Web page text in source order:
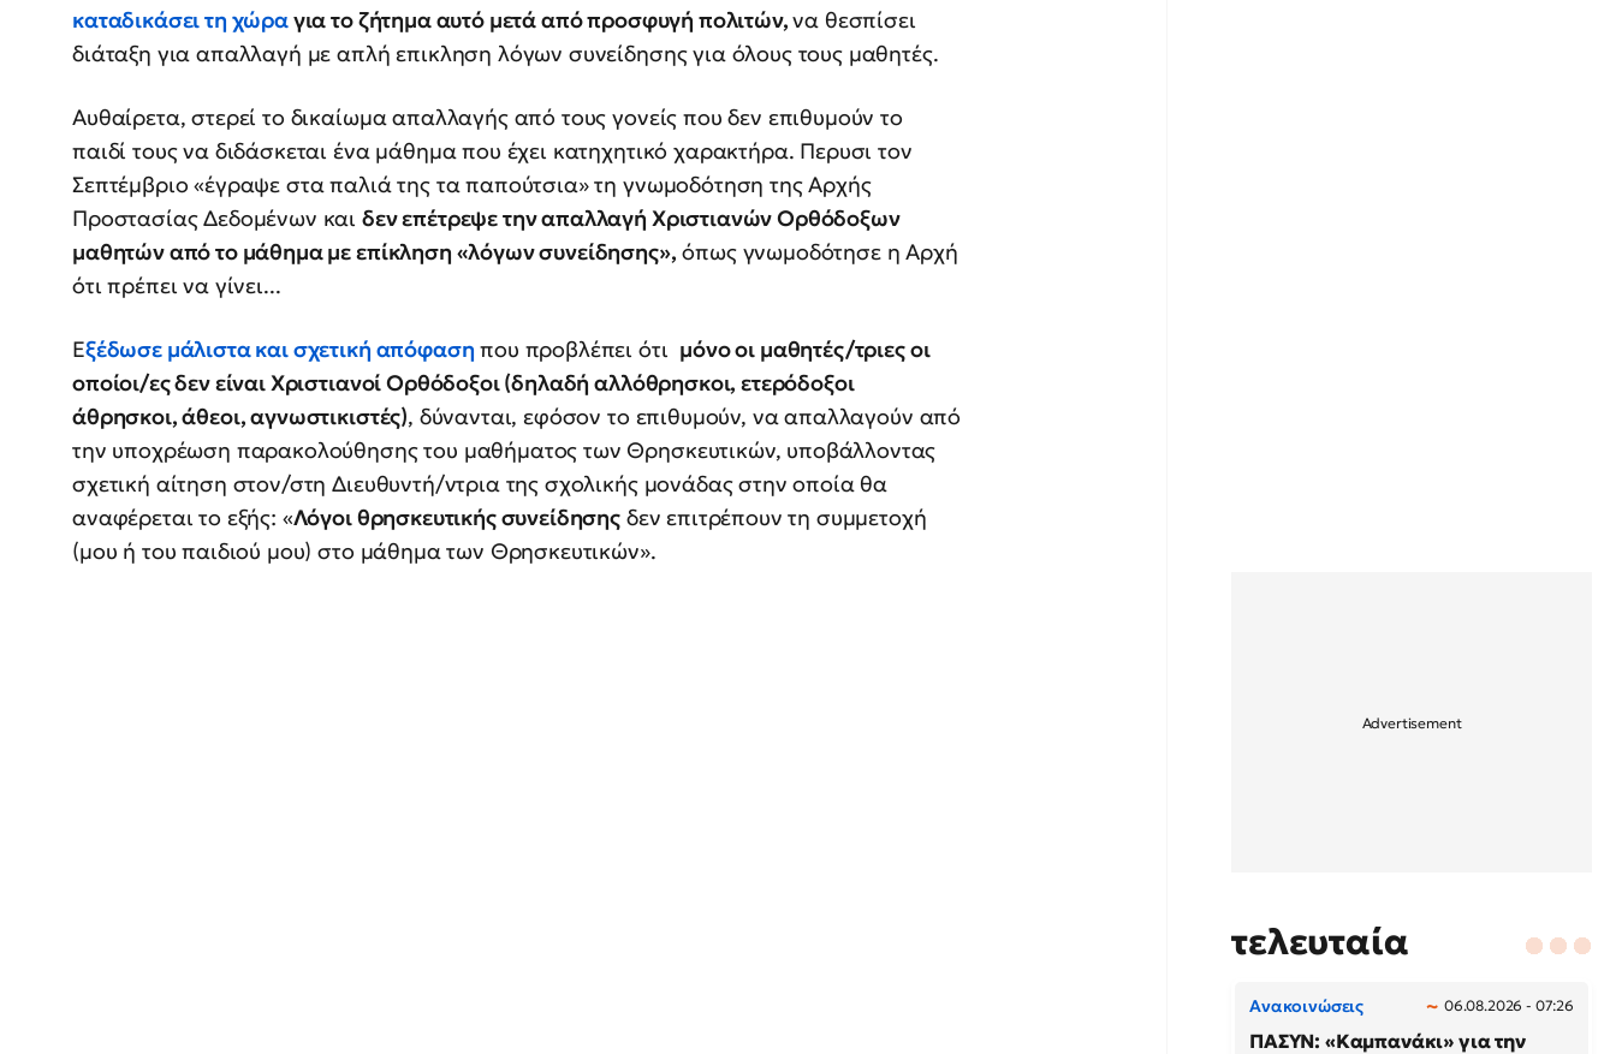
καταδικάσει τη χώραγια το ζήτημα αυτό μετά από προσφυγή πολιτών,να θεσπίσει
διάταξη για απαλλαγή με απλή επικληση λόγων συνείδησης για όλους τους μαθητές.
Αυθαίρετα, στερεί το δικαίωμα απαλλαγής από τους γονείς που δεν επιθυμούν το
παιδί τους να διδάσκεται ένα μάθημα που έχει κατηχητικό χαρακτήρα. Περυσι τον
Σεπτέμβριο «έγραψε στα παλιά της τα παπούτσια» τη γνωμοδότηση της Αρχής
Προστασίας Δεδομένων και δεν επέτρεψε την απαλλαγή Χριστιανών Ορθόδοξων
μαθητών από το μάθημα με επίκληση «λόγων συνείδησης», όπως γνωμοδότησε η Αρχή
ότι πρέπει να γίνει...
Εξέδωσε μάλιστα και σχετική απόφαση που προβλέπει ότι μόνο οι μαθητές/τριες οι
οποίοι/ες δεν είναι Χριστιανοί Ορθόδοξοι (δηλαδή αλλόθρησκοι, ετερόδοξοι
άθρησκοι, άθεοι, αγνωστικιστές), δύνανται, εφόσον το επιθυμούν, να απαλλαγούν από
την υποχρέωση παρακολούθησης του μαθήματος των Θρησκευτικών, υποβάλλοντας
σχετική αίτηση στον/στη Διευθυντή/ντρια της σχολικής μονάδας στην οποία θα
αναφέρεται το εξής: «Λόγοι θρησκευτικής συνείδησης δεν επιτρέπουν τη συμμετοχή
(μου ή του παιδιού μου) στο μάθημα των Θρησκευτικών».
τελευταία
Ανακοινώσεις 06.08.2026 - 07:26
ΠΑΣΥΝ: «Καμπανάκι» για την